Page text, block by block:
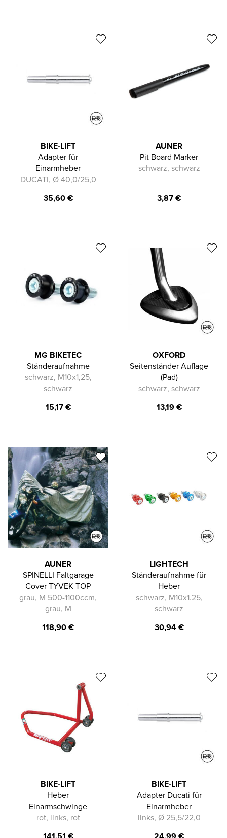
BIKE-LIFT
Adapter für
Einarmheber
DUCATI, Ø 40,0/25,0
35,60€
AUNER
Pit Board Marker
schwarz, schwarz
3,87€
MG BIKETEC
Ständeraufnahme
schwarz, M10x1,25,
schwarz
15,17€
OXFORD
Seitenständer Auflage
(Pad)
schwarz, schwarz
13,19€
AUNER
SPINELLI Faltgarage
Cover TYVEK TOP
grau, M 500-1100ccm,
grau, M
118,90€
LIGHTECH
Ständeraufnahme für
Heber
schwarz, M10x1.25,
schwarz
30,94€
BIKE-LIFT
Heber
Einarmschwinge
rot, links, rot
BIKE-LIFT
Adapter Ducati für
Einarmheber
links, Ø 25,5/22,0